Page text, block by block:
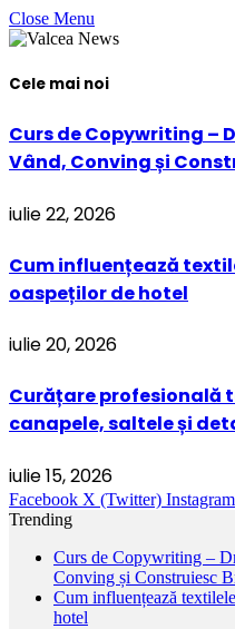
Close Menu
Cele mai noi
Curs de Copywriting –
Vând, Conving și
iulie 22, 2026
Cum influențează
oaspeților de hotel
iulie 20, 2026
Curățare profesională
canapele, saltele și
iulie 15, 2026
Facebook X (Twitter) Instagram
Trending
Curs de Copywriting –
Conving și Construiesc
Cum influențează
hotel